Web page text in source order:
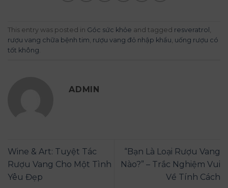
This entry was posted in Góc sức khỏe and tagged resveratrol
rượu vang chữa bệnh tim rượu vang đỏ nhập khẩu uống rượu có
tốt không
ADMIN
Wine & Art: Tuyệt Tác
Rượu Vang Cho Một Tình
Yêu Đẹp
“Bạn Là Loại Rượu Vang
Nào?” – Trắc Nghiệm Vui
Về Tính Cách